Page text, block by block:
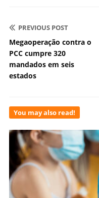
PREVIOUS POST
Megaoperação contra o
PCC cumpre 320
mandados em seis
estados
You may also read!